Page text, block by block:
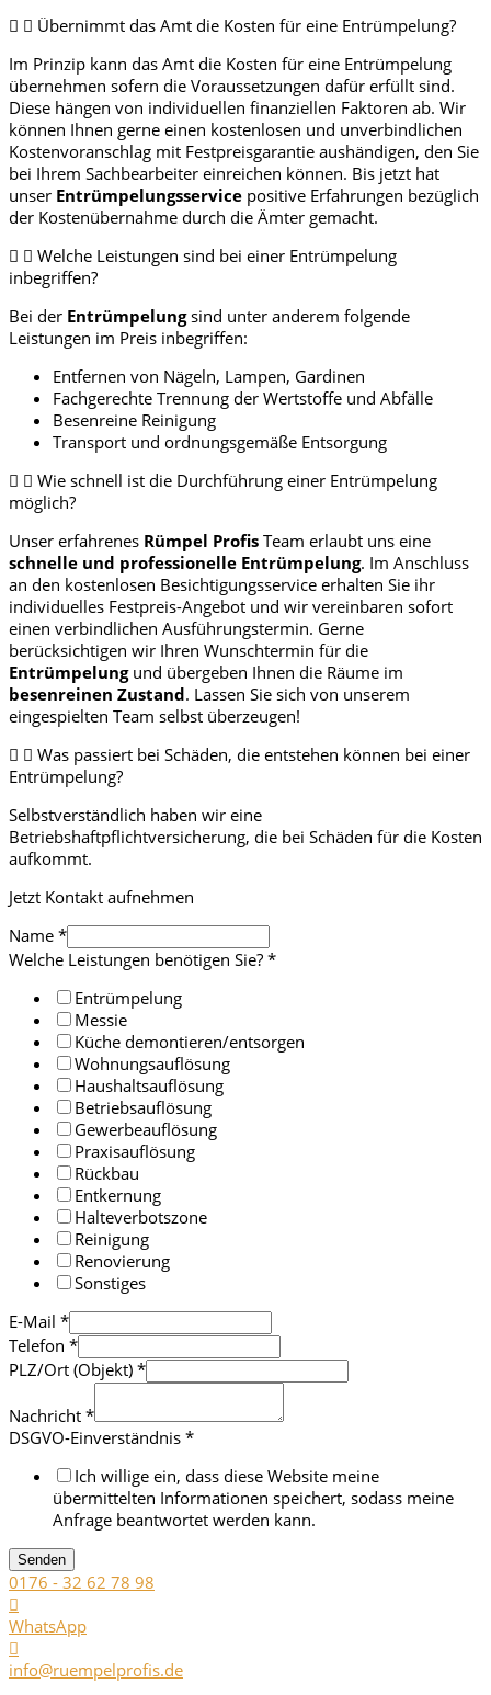
Übernimmt das Amt die Kosten für eine Entrümpelung?
Im Prinzip kann das Amt die Kosten für eine Entrümpelung
übernehmen sofern die Voraussetzungen dafür erfüllt sind.
Diese hängen von individuellen finanziellen Faktoren ab. Wir
können Ihnen gerne einen kostenlosen und unverbindlichen
Kostenvoranschlag mit Festpreisgarantie aushändigen, den Sie
bei Ihrem Sachbearbeiter einreichen können. Bis jetzt hat
unser Entrümpelungsservice positive Erfahrungen bezüglich
der Kostenübernahme durch die Ämter gemacht.
Welche Leistungen sind bei einer Entrümpelung
inbegriffen?
Bei der Entrümpelungsind unter anderem folgende
Leistungen im Preis inbegriffen:
Entfernen von Nägeln, Lampen, Gardinen
Fachgerechte Trennung der Wertstoffe und Abfälle
Besenreine Reinigung
Transport und ordnungsgemäße Entsorgung
Wie schnell ist die Durchführung einer Entrümpelung
möglich?
Unser erfahrenes Rümpel Profis Team erlaubt uns eine
schnelle und professionelle Entrümpelung. Im Anschluss
an den kostenlosen Besichtigungsservice erhalten Sie ihr
individuelles Festpreis-Angebot und wir vereinbaren sofort
einen verbindlichen Ausführungstermin. Gerne
berücksichtigen wir Ihren Wunschtermin für die
Entrümpelungund übergeben Ihnen die Räume im
besenreinen Zustand. Lassen Sie sich von unserem
eingespielten Team selbst überzeugen!
Was passiert bei Schäden, die entstehen können bei einer
Entrümpelung?
Selbstverständlich haben wir eine
Betriebshaftpflichtversicherung, die bei Schäden für die Kosten
aufkommt.
Jetzt Kontakt aufnehmen
Name *
Welche Leistungen benötigen Sie? *
Entrümpelung
Messie
Küche demontieren/entsorgen
Wohnungsauflösung
Haushaltsauflösung
Betriebsauflösung
Gewerbeauflösung
Praxisauflösung
Rückbau
Entkernung
Halteverbotszone
Reinigung
Renovierung
Sonstiges
E-Mail *
Telefon *
PLZ/Ort (Objekt) *
Nachricht *
DSGVO-Einverständnis *
Ich willige ein, dass diese Website meine
übermittelten Informationen speichert, sodass meine
Anfrage beantwortet werden kann.
Senden
0176 - 32 62 78 98
WhatsApp
info@ruempelprofis.de